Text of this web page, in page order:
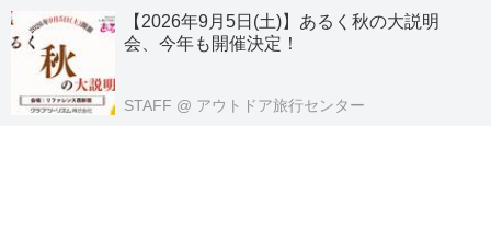
【2026年9月5日(土)】あるく秋の大説明
会、今年も開催決定！
STAFF @ アウトドア旅行センター